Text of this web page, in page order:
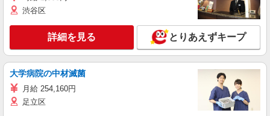
渋谷区
詳細を見る とりあえずキープ
大学病院の中材滅菌
月給 254,160円
足立区